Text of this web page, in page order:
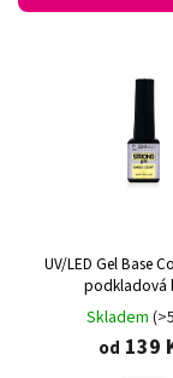
Nejdražší
Abecedně
UV/LED Gel Base
podkladová
Skladem
od 139